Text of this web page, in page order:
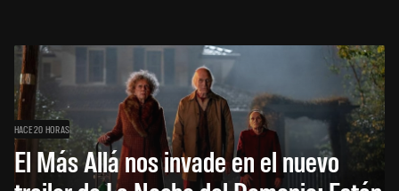
HACE 20 HORAS
El Más Allá nos invade en el nuevo